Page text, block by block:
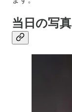
当日の写真